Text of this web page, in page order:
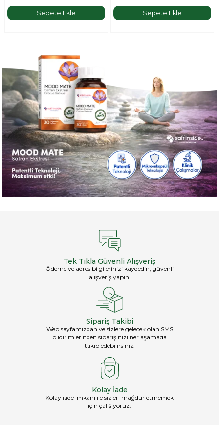
Sepete Ekle Sepete Ekle
Tek Tıkla Güvenli Alışveriş
Ödeme ve adres bilgilerinizi kaydedin, güvenli
alışveriş yapın.
Sipariş Takibi
Web sayfamızdan ve sizlere gelecek olan SMS
bildirimlerinden siparişinizi her aşamada
takip edebilirsiniz.
Kolay İade
Kolay iade imkanı ile sizleri mağdur etmemek
için çalışıyoruz.